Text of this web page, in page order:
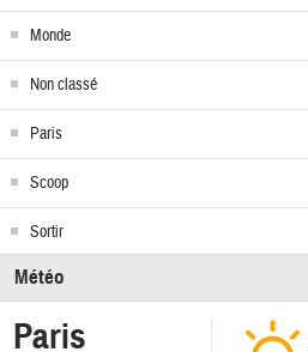
Monde
Non classé
Paris
Scoop
Sortir
Météo
Paris